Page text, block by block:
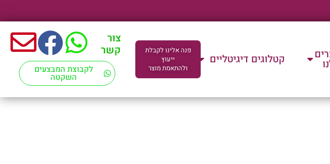
קטלוגים דיגיטליים
פנה אלינו לקבלת
ייעוץ
ולהתאמת מוצר
צור
קשר
לקבוצת המבצעים
השקטה